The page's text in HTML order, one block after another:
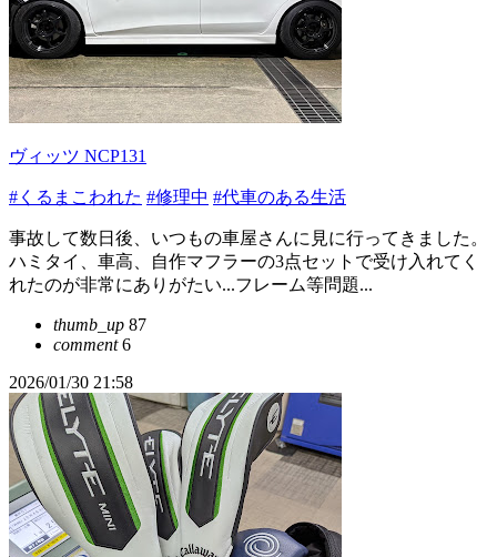
ヴィッツ NCP131
#くるまこわれた #修理中 #代車のある生活
事故して数日後、いつもの車屋さんに見に行ってきました。
ハミタイ、車高、自作マフラーの3点セットで受け入れてく
れたのが非常にありがたい...フレーム等問題...
thumb_up 87
comment6
2026/01/30 21:58